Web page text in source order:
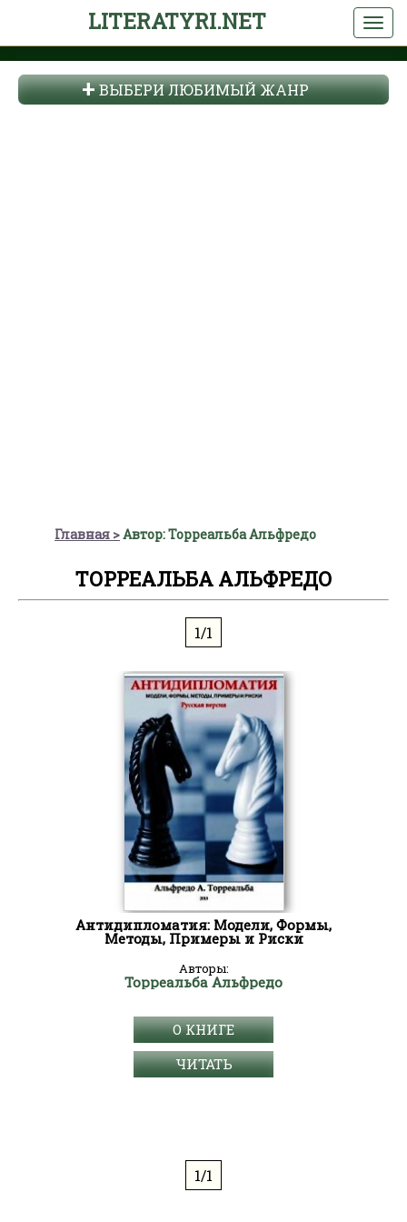
LITERATYRI.NET
ВЫБЕРИ ЛЮБИМЫЙ ЖАНР
Главная Автор: Торреальба Альфредо
ТОРРЕАЛЬБА АЛЬФРЕДО
1/1
Антидипломатия: Модели, Формы,
Методы, Примеры и Риски
Авторы:
Торреальба Альфредо
О КНИГЕ
ЧИТАТЬ
1/1